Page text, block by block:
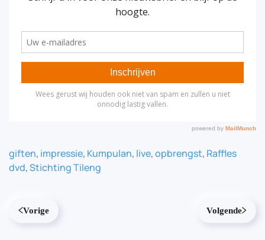
giften, impressie, Kumpulan, live,opbrengst, Raffles
dvd,Stichting Tileng
Vorige Volgende